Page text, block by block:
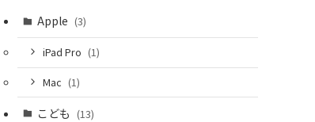
Apple (3)
iPad Pro (1)
Mac (1)
こども (13)